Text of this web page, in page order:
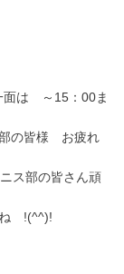
は ～15：00ま
の皆様 お疲れ
ス部の皆さん頑
ね !(^^)!